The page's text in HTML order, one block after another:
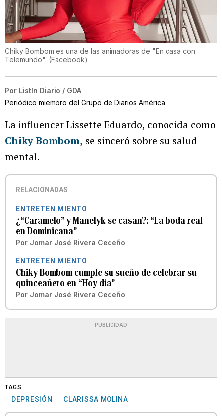
Chiky Bombom es una de las animadoras de "En casa con
Telemundo". (Facebook)
Por Listín Diario / GDA
Periódico miembro del Grupo de Diarios América
La influencer Lissette Eduardo, conocida como
Chiky Bombom, se sinceró sobre su salud
mental.
RELACIONADAS
ENTRETENIMIENTO
¿“Caramelo” y Manelyk se casan?: “La boda real
en Dominicana”
Por Jomar José Rivera Cedeño
ENTRETENIMIENTO
Chiky Bombom cumple su sueño de celebrar su
quinceañero en “Hoy día”
Por Jomar José Rivera Cedeño
PUBLICIDAD
TAGS
DEPRESIÓN CLARISSA MOLINA